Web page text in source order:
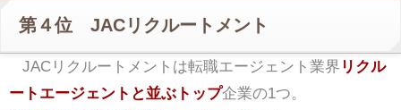
第４位 JACリクルートメント
JACリクルートメントは転職エージェント業界 リクル
ートエージェントと並ぶトップ企業の1つ。